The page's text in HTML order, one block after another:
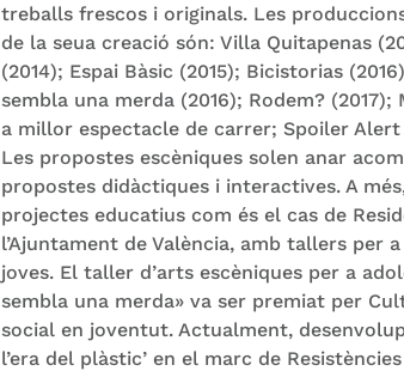
treballs frescos i originals. Les
de la seua creació són: Villa Quitapenas
(2014); Espai Bàsic (2015); Bicistorias
sembla una merda (2016); Rodem? (2017);
a millor espectacle de carrer; Spoiler
Les propostes escèniques solen anar
propostes didàctiques i interactives. A
projectes educatius com és el cas de
l’Ajuntament de València, amb tallers per
joves. El taller d’arts escèniques per a
sembla una merda» va ser premiat per
social en joventut. Actualment,
l’era del plàstic’ en el marc de